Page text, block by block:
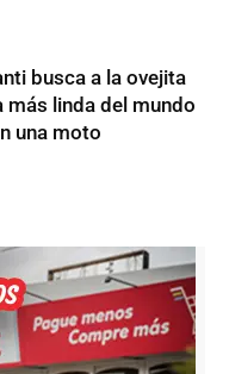
busca a la ovejita
más linda del mundo
una moto